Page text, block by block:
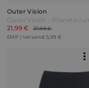
Outer Vision
21,99 €
27,99 €
EMP | Versand: 5,99 €